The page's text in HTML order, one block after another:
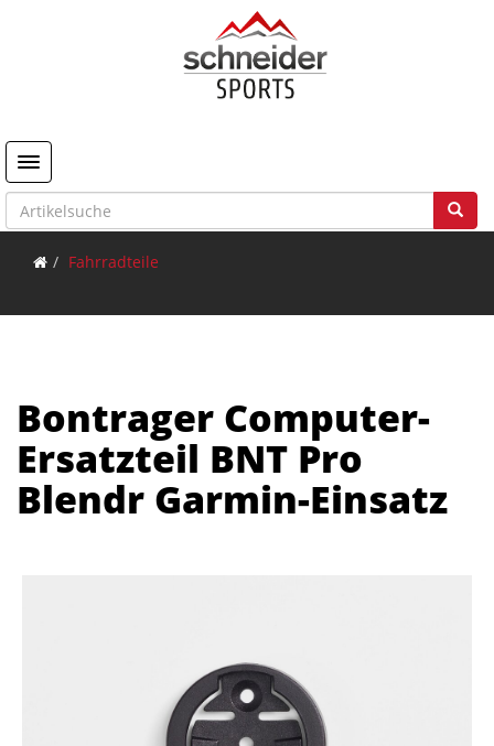
Toggle navigation
Fahrradteile
Bontrager Computer-
Ersatzteil BNT Pro
Blendr Garmin-Einsatz